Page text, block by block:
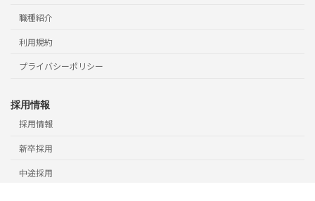
職種紹介
利用規約
プライバシーポリシー
採用情報
採用情報
新卒採用
中途採用